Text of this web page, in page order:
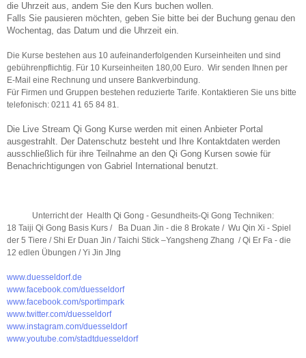
die Uhrzeit aus, andem Sie den Kurs buchen wollen.
Falls Sie pausieren möchten, geben Sie bitte bei der Buchung genau den
Wochentag, das Datum und die Uhrzeit ein.
Die Kurse bestehen aus 10 aufeinanderfolgenden Kurseinheiten und sind
gebührenpflichtig. Für 10 Kurseinheiten 180,00 Euro. Wir senden Ihnen per
E-Mail eine Rechnung und unsere Bankverbindung.
Für Firmen und Gruppen bestehen reduzierte Tarife. Kontaktieren Sie uns bitte
telefonisch: 0211 41 65 84 81.
Die Live Stream Qi Gong Kurse werden mit einen Anbieter Portal
ausgestrahlt. Der Datenschutz besteht und Ihre Kontaktdaten werden
ausschließlich für ihre Teilnahme an den Qi Gong Kursen sowie für
Benachrichtigungen von Gabriel International benutzt.
Unterricht der Health Qi Gong - Gesundheits-Qi Gong Techniken:
18 Taiji Qi Gong Basis Kurs / Ba Duan Jin - die 8 Brokate / Wu Qin Xi - Spiel
der 5 Tiere / Shi Er Duan Jin / Taichi Stick –Yangsheng Zhang / Qi Er Fa - die
12 edlen Übungen / Yi Jin JIng
www.duesseldorf.de
www.facebook.com/duesseldorf
www.facebook.com/sportimpark
www.twitter.com/duesseldorf
www.instagram.com/duesseldorf
www.youtube.com/stadtduesseldorf